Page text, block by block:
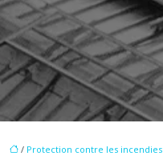
/ Protection contre les incendies